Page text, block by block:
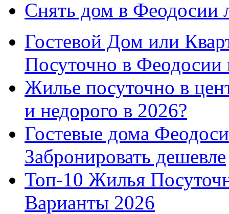
Снять дом в Феодосии
Гостевой Дом или
Посуточно в Феодосии
Жилье посуточно в
и недорого в 2026?
Гостевые дома
Забронировать дешевле
Топ-10 Жилья
Варианты 2026